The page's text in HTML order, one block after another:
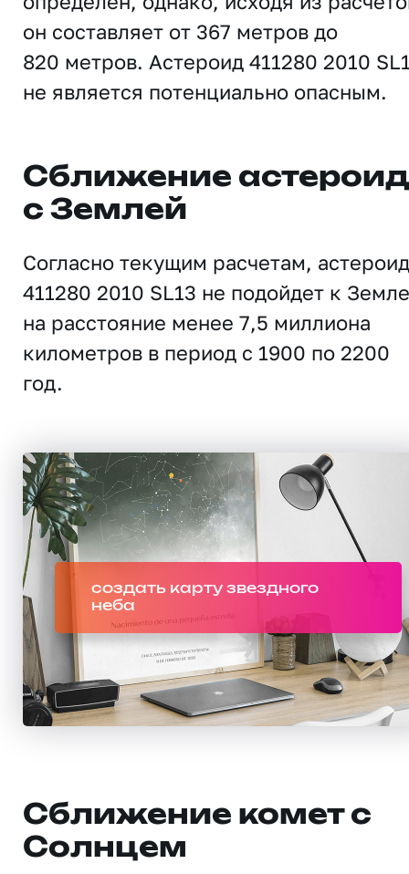
он составляет от 367 метров до
820 метров. Астероид 411280 2010
не является потенциально опасным.
Сближение
с Землей
Согласно текущим расчетам, астероид
411280 2010 SL13 не подойдет к Земле
на расстояние менее 7,5 миллиона
километров в период с 1900 по 2200
год.
создать карту звездного
неба
Сближение комет с
Солнцем